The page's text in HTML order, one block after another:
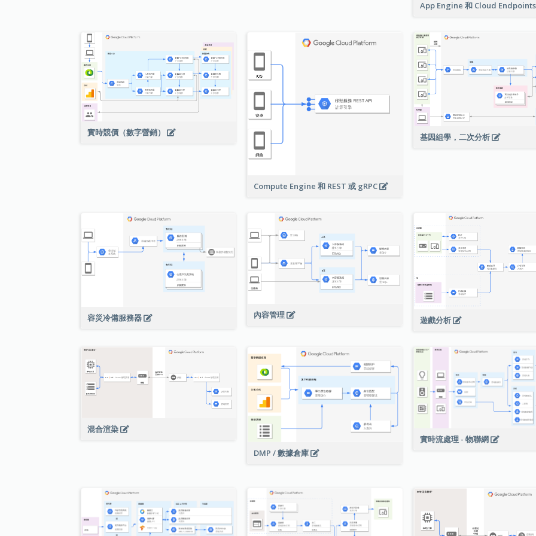
App Engine 和 Cloud
實時競價（數字營銷）
Compute Engine 和 REST 或 gRPC
基因組學，二次分析
容災冷備服務器 內容管理
遊戲分析
混合渲染
DMP / 數據倉庫
實時流處理 - 物聯網